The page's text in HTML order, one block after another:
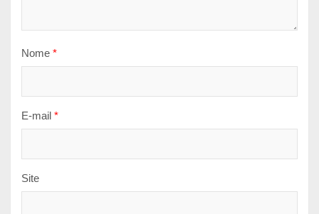
Nome *
E-mail *
Site